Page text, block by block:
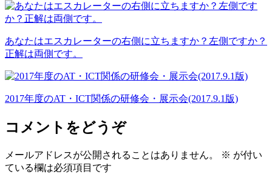
あなたはエスカレーターの右側に立ちますか？左側ですか？
正解は両側です。
2017年度のAT・ICT関係の研修会・展示会(2017.9.1版)
コメントをどうぞ
メールアドレスが公開されることはありません。 ※ が付い
ている欄は必須項目です